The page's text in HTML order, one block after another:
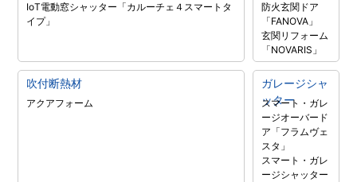
IoT電動窓シャッター「カルーチェ４スマートタ
イプ」
防火玄関ドア
「FANOVA」
玄関リフォーム
「NOVARIS」
吹付断熱材
アクアフォーム
ガレージシャ
ッター
スマート・ガレ
ージオーバード
ア「フラムヴェ
スタ」
スマート・ガレ
ージシャッター